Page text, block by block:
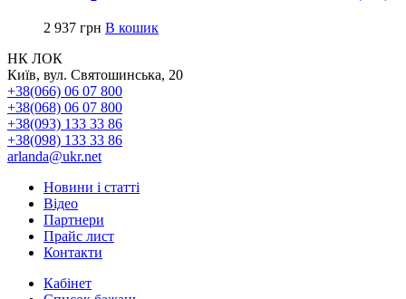
2 937 грн В кошик
НК ЛОК
Київ, вул. Святошинська, 20
+38(066) 06 07 800
+38(068) 06 07 800
+38(093) 133 33 86
+38(098) 133 33 86
arlanda@ukr.net
Новини і статті
Відео
Партнери
Прайс лист
Контакти
Кабінет